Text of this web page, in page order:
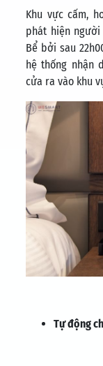
Khu vực cấm,
phát hiện
Bể bởi sau
hệ thống nhận
cửa ra vào khu
Tự động